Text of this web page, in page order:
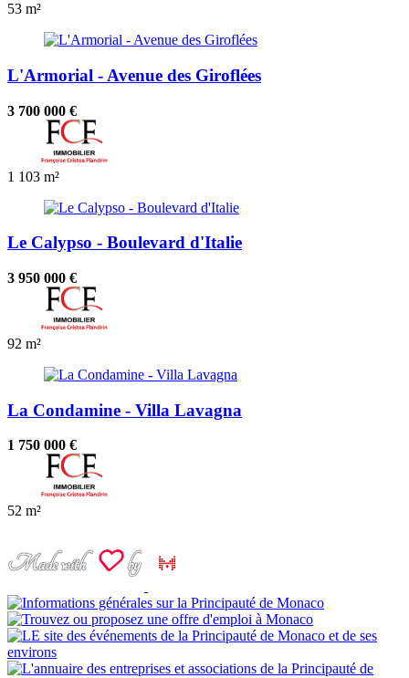
53 m²
L'Armorial - Avenue des Giroflées
3 700 000 €
1 103 m²
Le Calypso - Boulevard d'Italie
3 950 000 €
92 m²
La Condamine - Villa Lavagna
1 750 000 €
52 m²